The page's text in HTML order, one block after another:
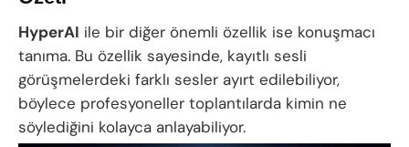
HyperAI ile bir diğer önemli özellik ise konuşmacı
tanıma. Bu özellik sayesinde, kayıtlı sesli
görüşmelerdeki farklı sesler ayırt edilebiliyor,
böylece profesyoneller toplantılarda kimin ne
söylediğini kolayca anlayabiliyor.